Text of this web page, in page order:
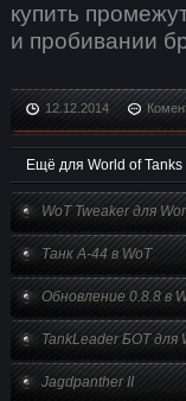
купить
и пробивании
12.12.2014
Ещё для World of Tanks
WoT Tweaker для
Танк А-44 в WoT
Обновление 0.8.8 в
TankLeader БОТ для
Jagdpanther II